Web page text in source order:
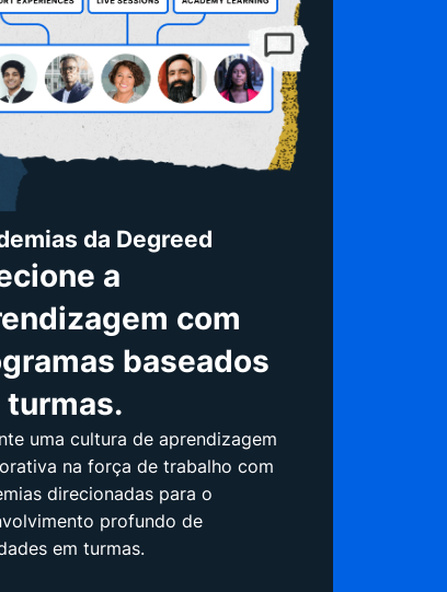
da Degreed
a
com
baseados
turmas.
uma cultura de aprendizagem
na força de trabalho com
direcionadas para o
profundo de
em turmas.